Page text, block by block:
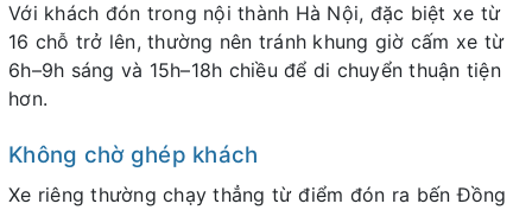
Với khách đón trong nội thành Hà Nội, đặc biệt xe từ
16 chỗ trở lên, thường nên tránh khung giờ cấm xe từ
6h–9h sáng và 15h–18h chiều để di chuyển thuận tiện
hơn.
Không chờ ghép khách
Xe riêng thường chạy thẳng từ điểm đón ra bến Đồng